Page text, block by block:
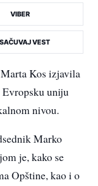
VIBER
SAČUVAJ VEST
Kos izjavila
Evropsku uniju
nivou.
Marko
je, kako se
Opštine, kao i o